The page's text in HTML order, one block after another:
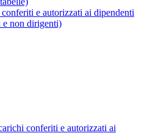
e autorizzati ai dipendenti
e non dirigenti)
conferiti e autorizzati ai